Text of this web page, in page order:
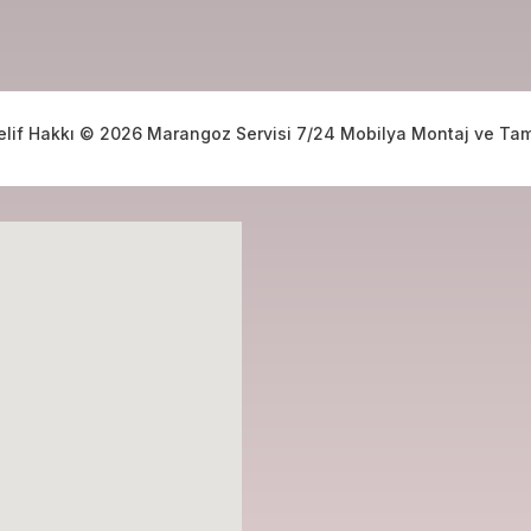
Hakkı © 2026 Marangoz Servisi 7/24 Mobilya Montaj ve